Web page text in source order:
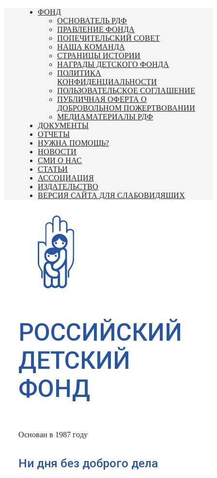
Перейти
ФОНД
ОСНОВАТЕЛЬ РДФ
ПРАВЛЕНИЕ ФОНДА
ПОПЕЧИТЕЛЬСКИЙ СОВЕТ
НАША КОМАНДА
СТРАНИЦЫ ИСТОРИИ
НАГРАДЫ ДЕТСКОГО ФОНДА
ПОЛИТИКА
КОНФИДЕНЦИАЛЬНОСТИ
ПОЛЬЗОВАТЕЛЬСКОЕ СОГЛАШЕНИЕ
ПУБЛИЧНАЯ ОФЕРТА О
ДОБРОВОЛЬНОМ ПОЖЕРТВОВАНИИ
МЕДИАМАТЕРИАЛЫ РДФ
ДОКУМЕНТЫ
ОТЧЕТЫ
НУЖНА ПОМОЩЬ?
НОВОСТИ
СМИ О НАС
СТАТЬИ
АССОЦИАЦИЯ
ИЗДАТЕЛЬСТВО
ВЕРСИЯ САЙТА ДЛЯ СЛАБОВИДЯЩИХ
РОССИЙСКИЙ
ДЕТСКИЙ
ФОНД
Основан в 1987 году
Ни дня без доброго дела